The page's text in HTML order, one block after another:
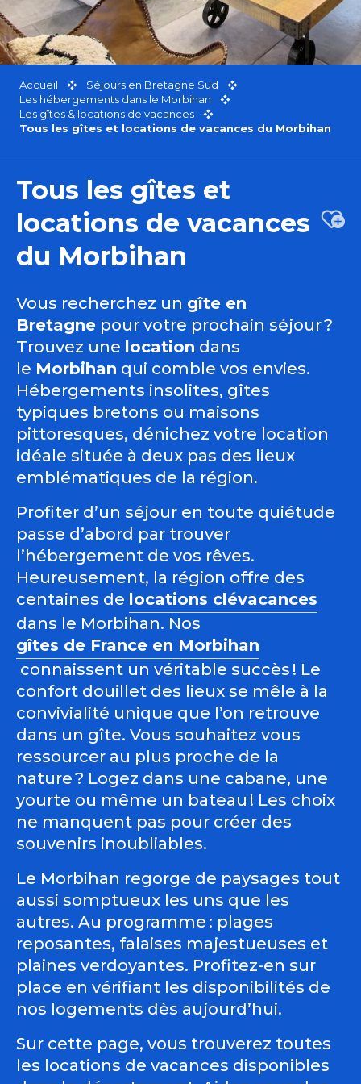
Accueil
Séjours en Bretagne Sud
Les hébergements dans le Morbihan
Les gîtes & locations de vacances
Tous les gîtes et locations de vacances du Morbihan
Tous les gîtes et
locations de vacances
du Morbihan
Vous recherchez un gîte en
Bretagne pour votre prochain séjour ?
Trouvez une location dans
le Morbihan qui comble vos envies.
Hébergements insolites, gîtes
typiques bretons ou maisons
pittoresques, dénichez votre location
idéale située à deux pas des lieux
emblématiques de la région.
Profiter d’un séjour en toute quiétude
passe d’abord par trouver
l’hébergement de vos rêves.
Heureusement, la région offre des
centaines de locations clévacances
dans le Morbihan. Nos
gîtes de France en Morbihan
connaissent un véritable succès ! Le
confort douillet des lieux se mêle à la
convivialité unique que l’on retrouve
dans un gîte. Vous souhaitez vous
ressourcer au plus proche de la
nature ? Logez dans une cabane, une
yourte ou même un bateau ! Les choix
ne manquent pas pour créer des
souvenirs inoubliables.
Le Morbihan regorge de paysages tout
aussi somptueux les uns que les
autres. Au programme : plages
reposantes, falaises majestueuses et
plaines verdoyantes. Profitez-en sur
place en vérifiant les disponibilités de
nos logements dès aujourd’hui.
Sur cette page, vous trouverez toutes
les locations de vacances disponibles